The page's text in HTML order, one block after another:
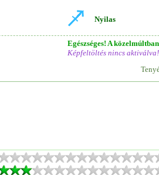
Nyilas
Egészséges! A
Képfeltöltés nincs aktiválva!